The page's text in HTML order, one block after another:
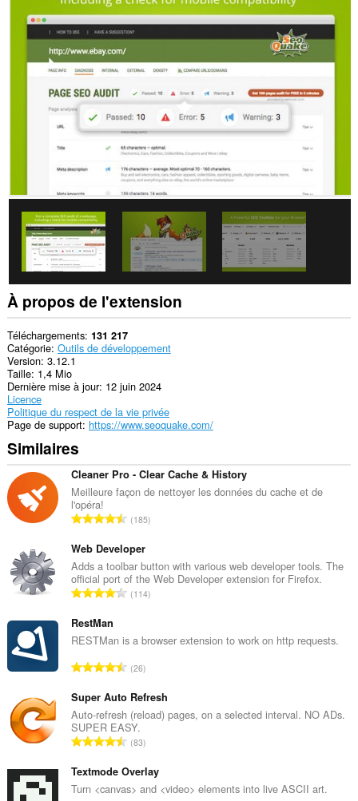
données
sites.
extension
certains
Cette
extension
accéder
à
vos
onglets
et
vos
activités
de
navigation.
À propos de l'extension
Téléchargements 131 217
Catégorie Outils de développement
Version 3.12.1
Taille 1,4 Mio
Dernière mise à jour 12 juin 2024
Licence
Politique du respect de la vie privée
Page de support https://www.seoquake.com/
Similaires
Cleaner Pro - Clear Cache & History
Meilleure façon de nettoyer les données du cache et de
l'opéra!
N
m
b
r
e
t
a
d
e
n
o
e
s
185
Web Developer
Adds a toolbar button with various web developer tools. The
official port of the Web Developer extension for Firefox.
N
b
e
o
t
a
d
e
114
RestMan
RESTMan is a browser extension to work on http requests.
N
m
b
r
e
o
t
26
Super Auto Refresh
Auto-refresh (reload) pages, on a selected interval. NO ADs.
SUPER EASY.
N
m
b
83
Textmode Overlay
Turn <canvas> and <video> elements into live ASCII art.